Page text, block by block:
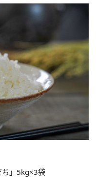
ち」5kg×3袋